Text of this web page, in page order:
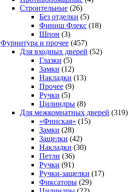
Строительные (26)
Без отделки (5)
Финиш Флекс (18)
Шпон (3)
Фурнитура и прочее (457)
Для входных дверей (52)
Глазки (5)
Замки (12)
Накладки (13)
Прочее (9)
Ручки (5)
Цилиндры (8)
Для межкомнатных дверей (319)
«Финская» (15)
Замки (28)
Защелки (42)
Накладки (30)
Петли (36)
Ручки (91)
Ручки-защелки (17)
Фиксаторы (29)